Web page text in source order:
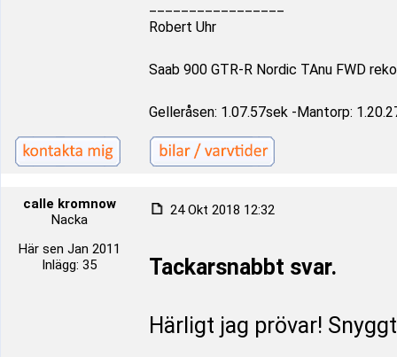
Robert Uhr
Saab 900 GTR-R Nordic TAnu FWD
Gelleråsen: 1.07.57sek -Mantorp:
calle kromnow
Nacka
Här sen Jan 2011
Inlägg: 35
24 Okt 2018 12:32
Tackarsnabbt svar.
Härligt jag prövar!